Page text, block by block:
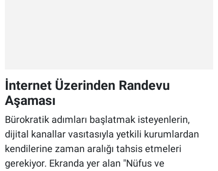
İnternet Üzerinden Randevu
Aşaması
Bürokratik adımları başlatmak isteyenlerin,
dijital kanallar vasıtasıyla yetkili kurumlardan
kendilerine zaman aralığı tahsis etmeleri
gerekiyor. Ekranda yer alan "Nüfus ve